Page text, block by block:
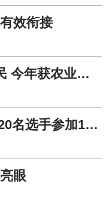
效衔接
广西培养近6万新型职业农民 今年获农业农村部支持经费增加2565万元
广西职工职业技能大比拼 420名选手参加15个工种决赛
眼